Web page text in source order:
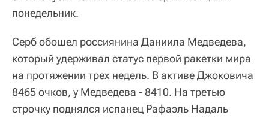
понедельник.
Серб обошел россиянина Даниила Медведева,
который удерживал статус первой ракетки мира
на протяжении трех недель. В активе Джоковича
8465 очков, у Медведева - 8410. На третью
строчку поднялся испанец Рафаэль Надаль